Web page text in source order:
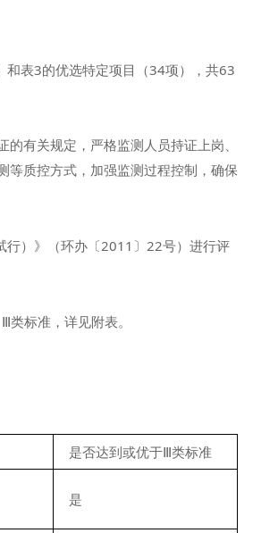
表3的优选特定项目（34项），共63
有关规定，严格监测人员持证上岗、
等质控方式，加强监测过程控制，确保
行）》（环办〔2011〕22号）进行评
标准，详见附表。
是否达到或优于Ⅲ类标准
是